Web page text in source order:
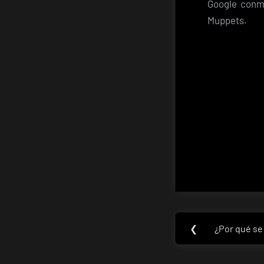
Google
Muppets.
de
❮
Previous
¿Por qué